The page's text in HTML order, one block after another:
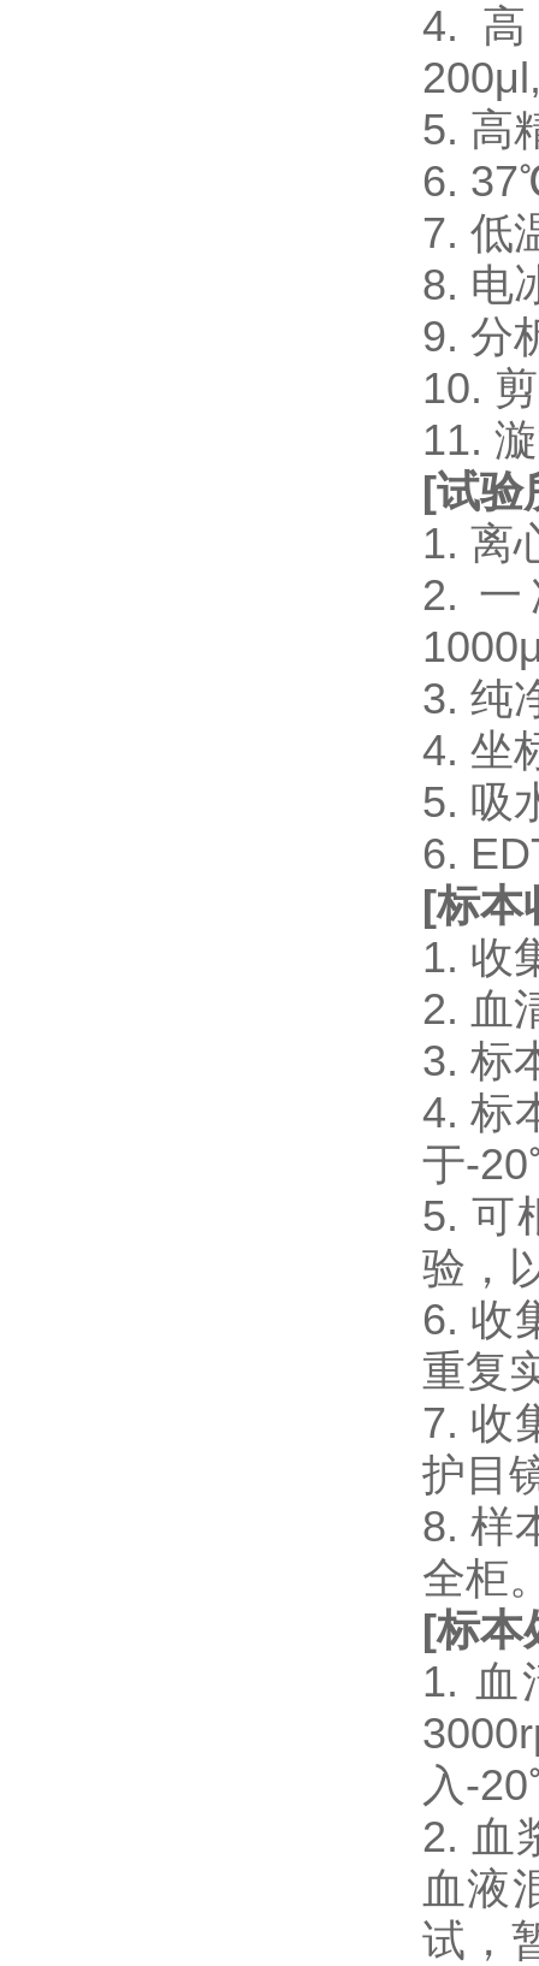
4.
5. 高
6.
7. 低
8. 电
9. 分
10.
11.
[试验
1. 离
2. 一
3. 纯
4. 坐
5. 吸
6.
[标本
1. 收
2. 血
3. 标
4. 标
于-
5. 可
验，
6. 收
重复
7. 收
护目
8. 样
全柜
[标本
1. 血
入-
2. 血
血液
试，